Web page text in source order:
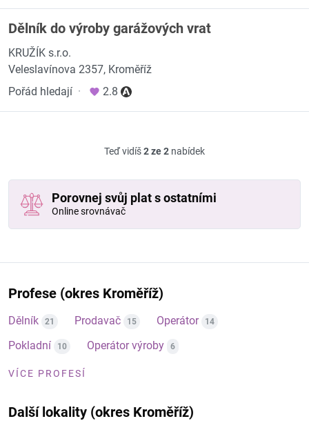
Dělník do výroby garážových vrat
KRUŽÍK s.r.o.
Veleslavínova 2357, Kroměříž
Pořád hledají · 2.8
Teď vidíš2 ze 2 nabídek
Porovnej svůj plat s ostatními
Online srovnávač
Profese (okres Kroměříž)
Dělník 21 Prodavač 15 Operátor 14
Pokladní 10 Operátor výroby 6
VÍCE PROFESÍ
Další lokality (okres Kroměříž)